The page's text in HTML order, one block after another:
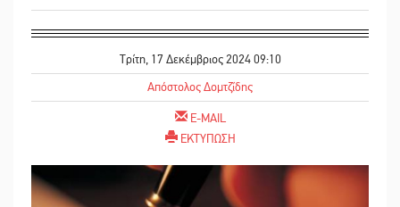
Τρίτη, 17 Δεκέμβριος 2024 09:10
Απόστολος Δομτζίδης
E-MAIL
ΕΚΤΥΠΩΣΗ